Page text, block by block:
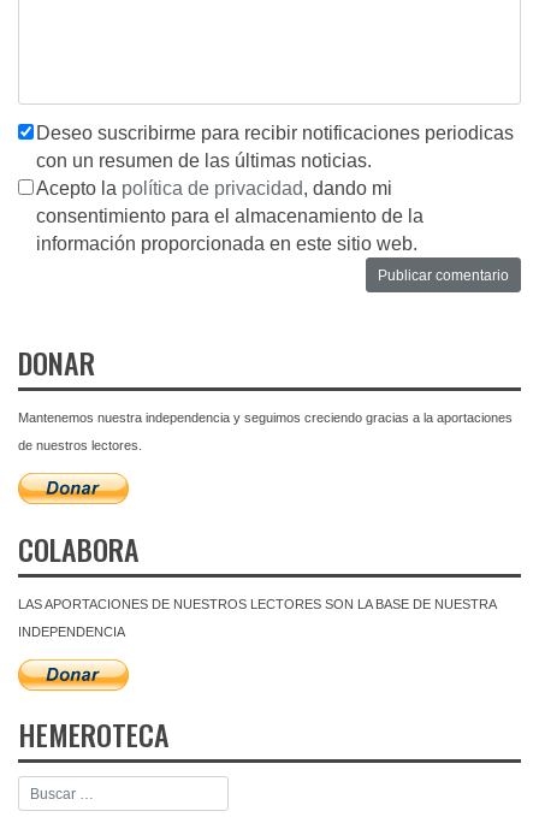
Deseo suscribirme para recibir notificaciones periodicas
con un resumen de las últimas noticias.
Acepto la política de privacidad, dando mi
consentimiento para el almacenamiento de la
información proporcionada en este sitio web.
DONAR
Mantenemos nuestra independencia y seguimos creciendo gracias a la aportaciones
de nuestros lectores.
COLABORA
LAS APORTACIONES DE NUESTROS LECTORES SON LA BASE DE NUESTRA
INDEPENDENCIA
HEMEROTECA